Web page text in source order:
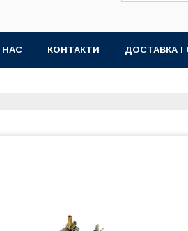
НАС КОНТАКТИ ДОСТАВКА І